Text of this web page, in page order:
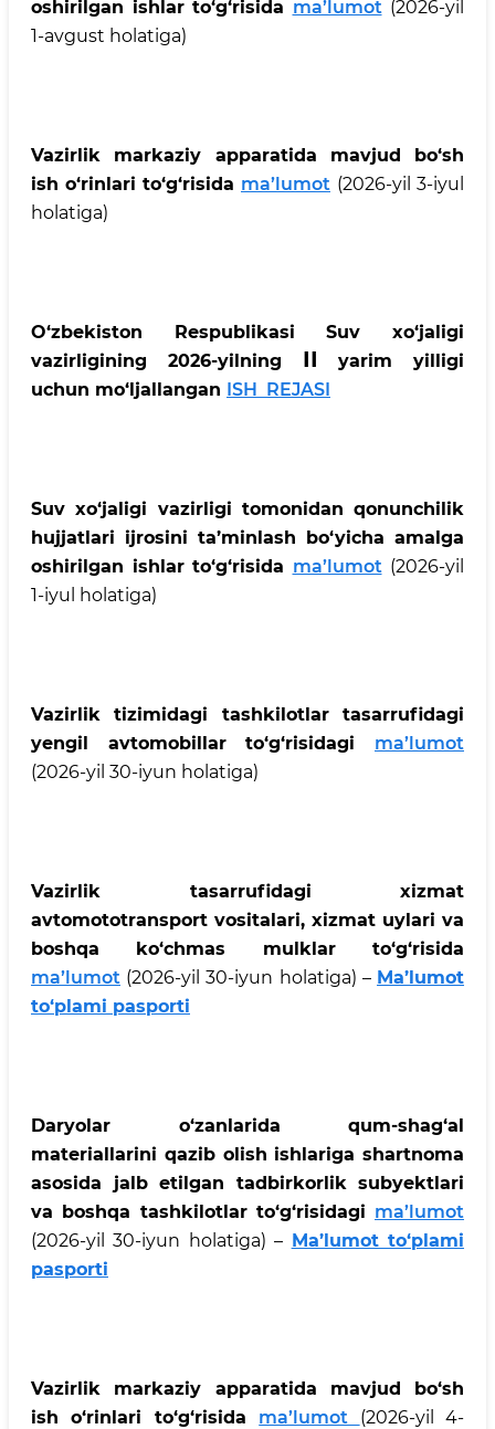
oshirilgan ishlar to‘g‘risida ma’lumot (2026-yil
1-avgust holatiga)
Vazirlik markaziy apparatida mavjud bo‘sh
ish o‘rinlari to‘g‘risida ma’lumot (2026-yil 3-iyul
holatiga)
O‘zbekiston Respublikasi Suv xo‘jaligi
vazirligining 2026-yilning II yarim yilligi
uchun mo‘ljallangan ISH REJASI
Suv xo‘jaligi vazirligi tomonidan qonunchilik
hujjatlari ijrosini ta’minlash bo‘yicha amalga
oshirilgan ishlar to‘g‘risida ma’lumot (2026-yil
1-iyul holatiga)
Vazirlik tizimidagi tashkilotlar tasarrufidagi
yengil avtomobillar to‘g‘risidagi ma’lumot
(2026-yil 30-iyun holatiga)
Vazirlik tasarrufidagi xizmat
avtomototransport vositalari, xizmat uylari va
boshqa ko‘chmas mulklar to‘g‘risida
ma’lumot (2026-yil 30-iyun holatiga) – Ma’lumot
to‘plami pasporti
Daryolar o‘zanlarida qum-shag‘al
materiallarini qazib olish ishlariga shartnoma
asosida jalb etilgan tadbirkorlik subyektlari
va boshqa tashkilotlar to‘g‘risidagi ma’lumot
(2026-yil 30-iyun holatiga)– Ma’lumot to‘plami
pasporti
Vazirlik markaziy apparatida mavjud bo‘sh
ish o‘rinlari to‘g‘risida ma’lumot (2026-yil 4-